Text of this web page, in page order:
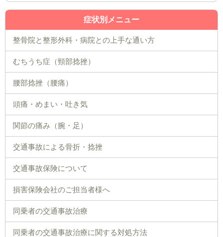
症状別メニュー
整骨院と整形外科・病院との上手な通い方
むちうち症（頸部捻挫）
腰部捻挫（腰痛）
頭痛・めまい・吐き気
関節の痛み（腕・足）
交通事故による骨折・捻挫
交通事故保険について
損害保険会社のご担当者様へ
同乗者の交通事故治療
同乗者の交通事故治療に関する対処方法